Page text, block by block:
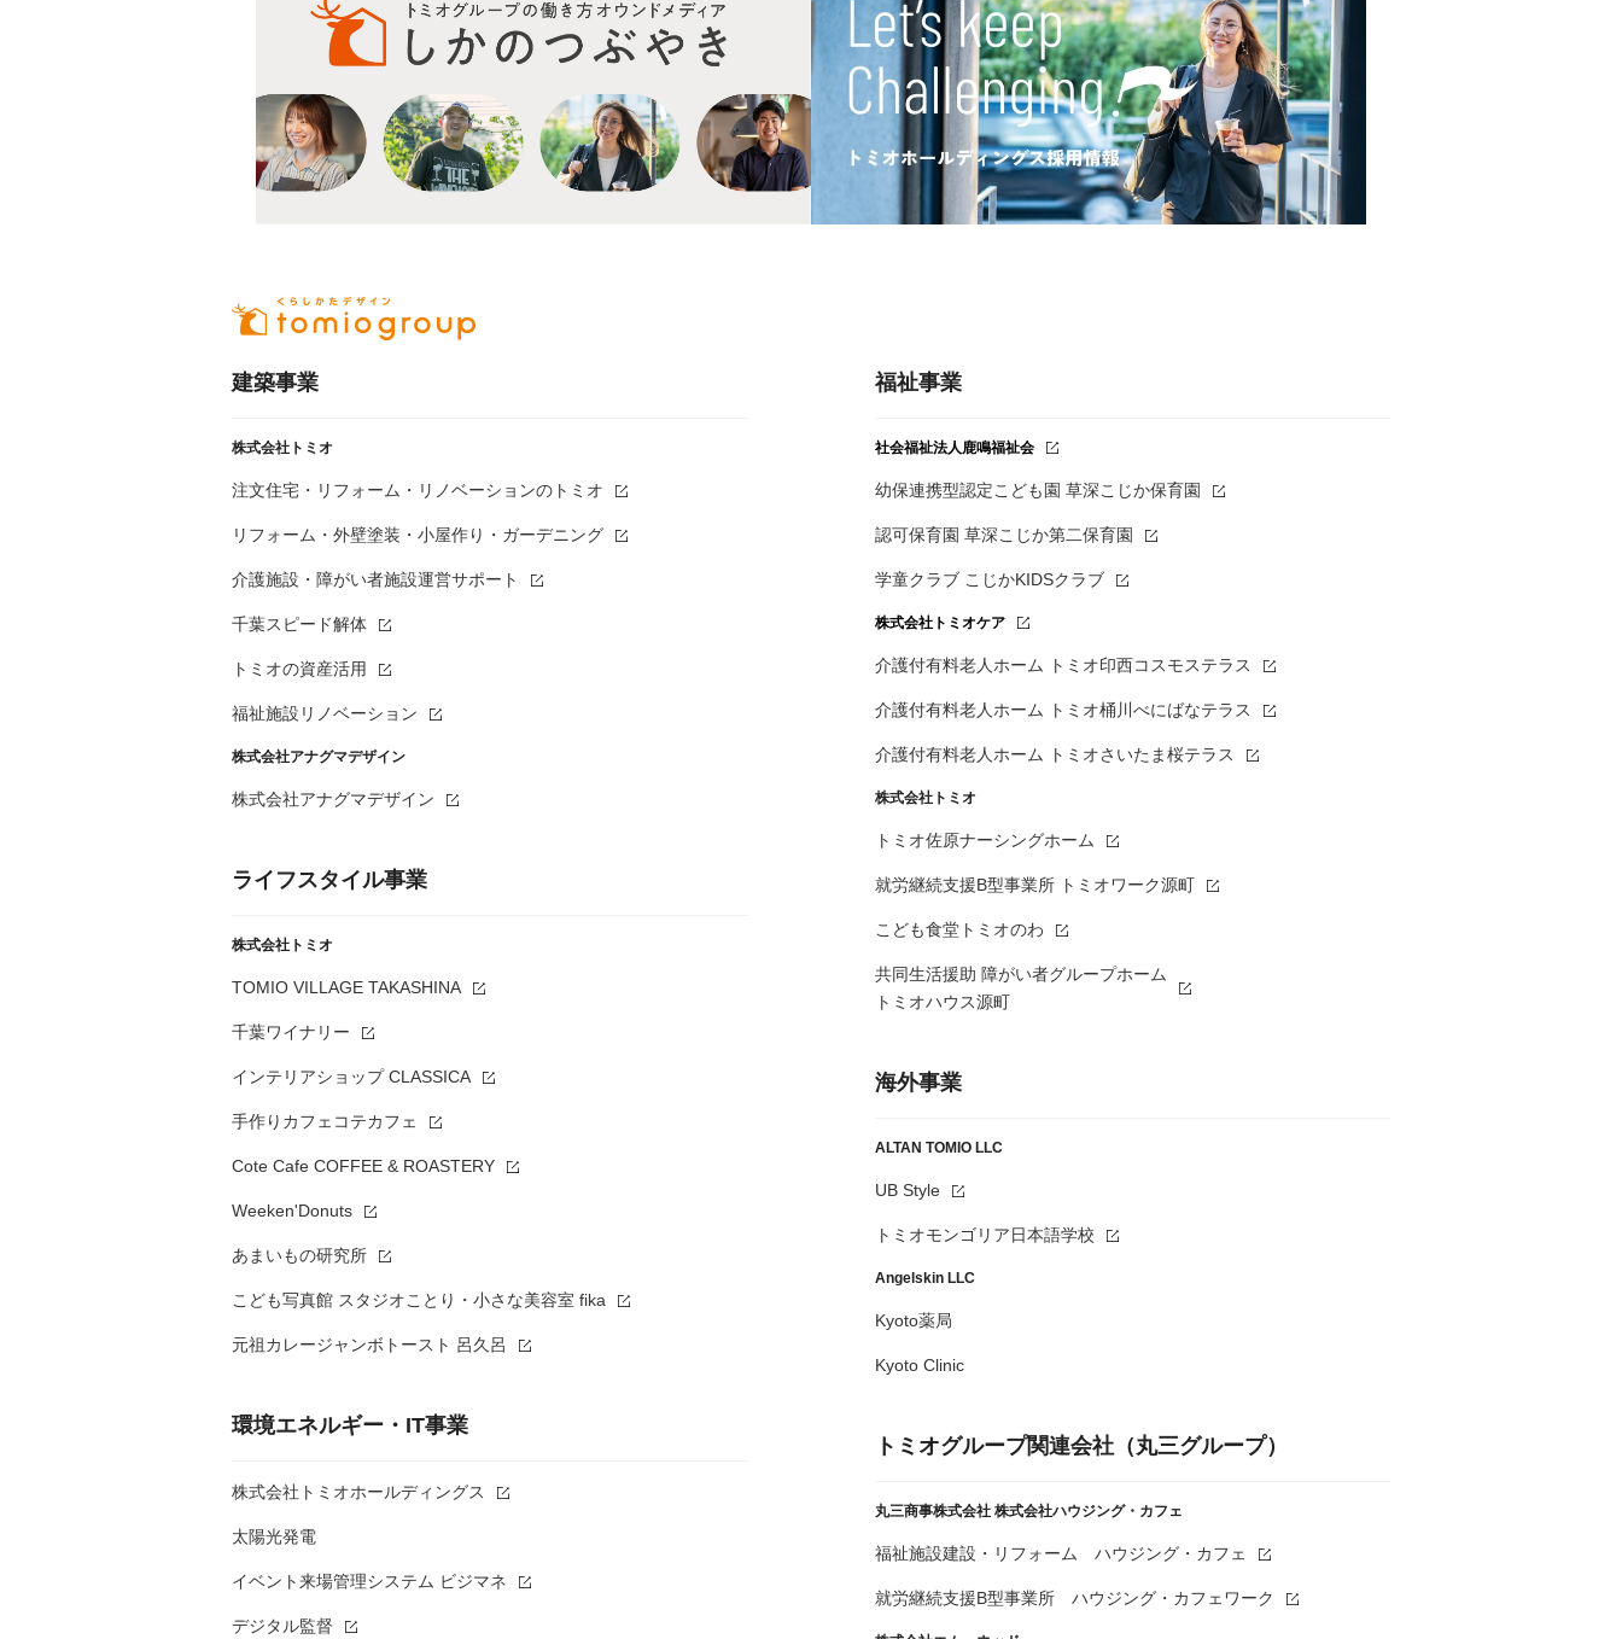
建築事業
株式会社トミオ
注文住宅・リフォーム・リノベーションのトミオ
リフォーム・外壁塗装・小屋作り・ ガーデニング
介護施設・障がい者施設運営サポート
千葉スピード解体
トミオの資産活用
福祉施設リノベーション
株式会社アナグマデザイン
株式会社アナグマデザイン
ライフスタイル事業
株式会社トミオ
TOMIO VILLAGE TAKASHINA
千葉ワイナリー
インテリアショップ CLASSICA
手作りカフェコテカフェ
Cote Cafe COFFEE & ROASTERY
Weeken'Donuts
あまいもの研究所
こども写真館 スタジオことり・小さな美容室 fika
元祖カレージャンボトースト 呂久呂
環境エネルギー・IT事業
株式会社トミオホールディングス
太陽光発電
イベント来場管理システム ビジマネ
デジタル監督
福祉事業
社会福祉法人鹿鳴福祉会
幼保連携型認定こども園 草深こじか保育園
認可保育園 草深こじか第二保育園
学童クラブ こじかKIDSクラブ
株式会社トミオケア
介護付有料老人ホーム トミオ印西コスモステラス
介護付有料老人ホーム トミオ桶川べにばなテラス
介護付有料老人ホーム トミオさいたま桜テラス
株式会社トミオ
トミオ佐原ナーシングホーム
就労継続支援B型事業所 トミオワーク源町
こども食堂トミオのわ
共同生活援助 障がい者グループホーム
トミオハウス源町
海外事業
ALTAN TOMIO LLC
UB Style
トミオモンゴリア日本語学校
Angelskin LLC
Kyoto薬局
Kyoto Clinic
トミオグループ関連会社（丸三グループ）
丸三商事株式会社 株式会社ハウジング・カフェ
福祉施設建設・リフォーム ハウジング・カフェ
就労継続支援B型事業所 ハウジング・カフェワーク